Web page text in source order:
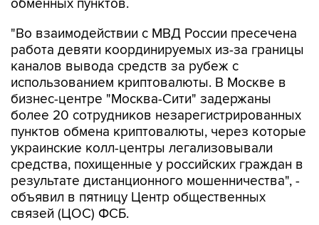
обменных пунктов.
"Во взаимодействии с МВД России пресечена
работа девяти координируемых из-за границы
каналов вывода средств за рубеж с
использованием криптовалюты. В Москве в
бизнес-центре "Москва-Сити" задержаны
более 20 сотрудников незарегистрированных
пунктов обмена криптовалюты, через которые
украинские колл-центры легализовывали
средства, похищенные у российских граждан в
результате дистанционного мошенничества", -
объявил в пятницу Центр общественных
связей (ЦОС) ФСБ.